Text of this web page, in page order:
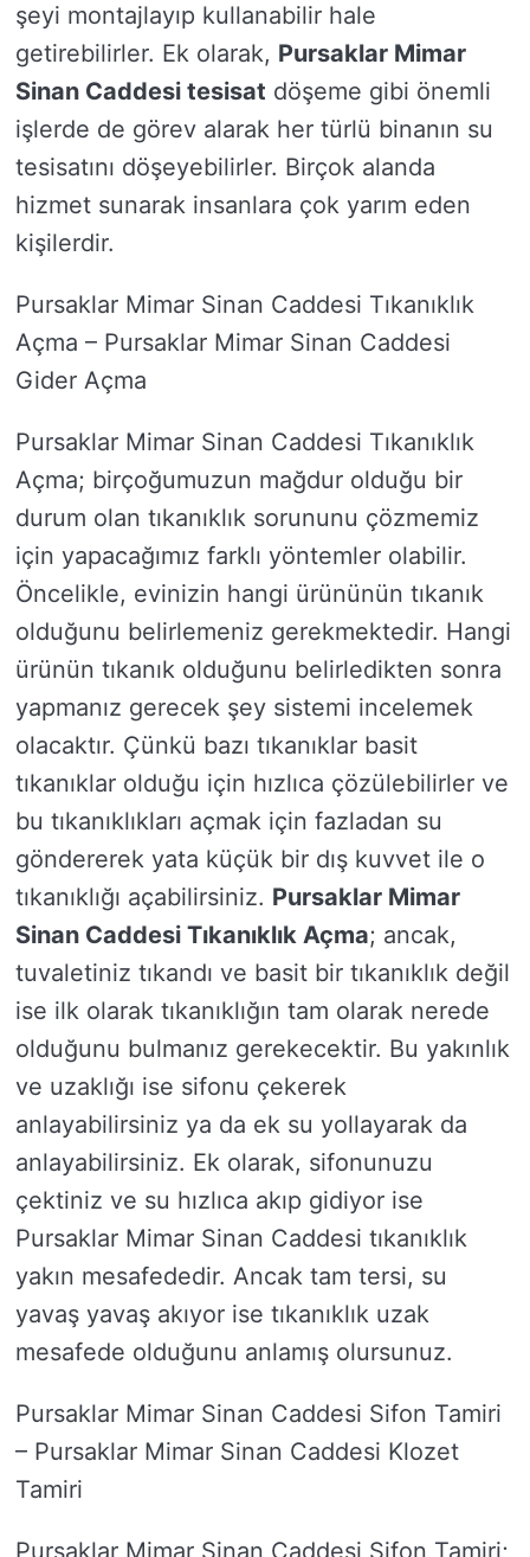
şeyi montajlayıp kullanabilir hale
getirebilirler. Ek olarak, Pursaklar Mimar
Sinan Caddesi tesisat döşeme gibi önemli
işlerde de görev alarak her türlü binanın su
tesisatını döşeyebilirler. Birçok alanda
hizmet sunarak insanlara çok yarım eden
kişilerdir.
Pursaklar Mimar Sinan Caddesi Tıkanıklık
Açma – Pursaklar Mimar Sinan Caddesi
Gider Açma
Pursaklar Mimar Sinan Caddesi Tıkanıklık
Açma; birçoğumuzun mağdur olduğu bir
durum olan tıkanıklık sorununu çözmemiz
için yapacağımız farklı yöntemler olabilir.
Öncelikle, evinizin hangi ürününün tıkanık
olduğunu belirlemeniz gerekmektedir. Hangi
ürünün tıkanık olduğunu belirledikten sonra
yapmanız gerecek şey sistemi incelemek
olacaktır. Çünkü bazı tıkanıklar basit
tıkanıklar olduğu için hızlıca çözülebilirler ve
bu tıkanıklıkları açmak için fazladan su
göndererek yata küçük bir dış kuvvet ile o
tıkanıklığı açabilirsiniz. Pursaklar Mimar
Sinan Caddesi Tıkanıklık Açma; ancak,
tuvaletiniz tıkandı ve basit bir tıkanıklık değil
ise ilk olarak tıkanıklığın tam olarak nerede
olduğunu bulmanız gerekecektir. Bu yakınlık
ve uzaklığı ise sifonu çekerek
anlayabilirsiniz ya da ek su yollayarak da
anlayabilirsiniz. Ek olarak, sifonunuzu
çektiniz ve su hızlıca akıp gidiyor ise
Pursaklar Mimar Sinan Caddesi tıkanıklık
yakın mesafededir. Ancak tam tersi, su
yavaş yavaş akıyor ise tıkanıklık uzak
mesafede olduğunu anlamış olursunuz.
Pursaklar Mimar Sinan Caddesi Sifon Tamiri
– Pursaklar Mimar Sinan Caddesi Klozet
Tamiri
Pursaklar Mimar Sinan Caddesi Sifon Tamiri;